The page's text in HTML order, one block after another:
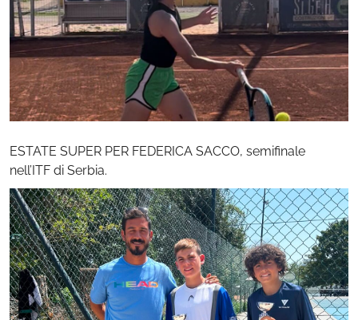
ESTATE SUPER PER FEDERICA SACCO, semifinale
nell’ITF di Serbia.